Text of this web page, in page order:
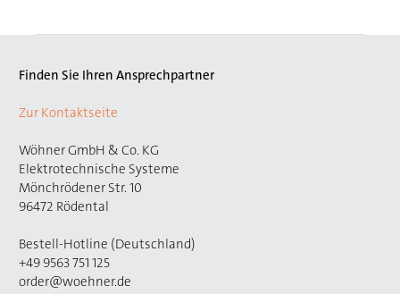
Finden Sie Ihren Ansprechpartner
Zur Kontaktseite
Wöhner GmbH & Co. KG
Elektrotechnische Systeme
Mönchrödener Str. 10
96472 Rödental
Bestell-Hotline (Deutschland)
+49 9563 751 125
order@woehner.de